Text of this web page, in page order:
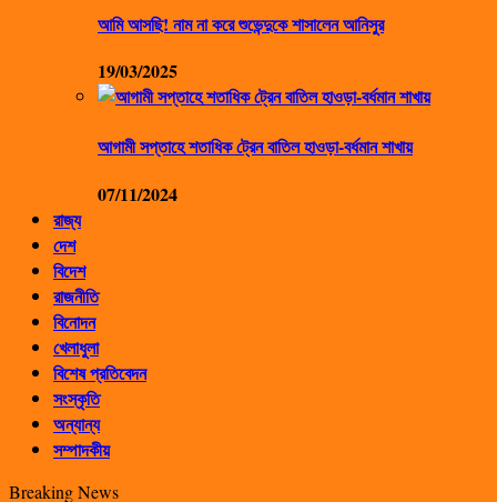
আমি আসছি! নাম না করে শুভেন্দুকে শাসালেন আনিসুর
19/03/2025
আগামী সপ্তাহে শতাধিক ট্রেন বাতিল হাওড়া-বর্ধমান শাখায়
07/11/2024
রাজ্য
দেশ
বিদেশ
রাজনীতি
বিনোদন
খেলাধুলা
বিশেষ প্রতিবেদন
সংস্কৃতি
অন্যান্য
সম্পাদকীয়
Breaking News